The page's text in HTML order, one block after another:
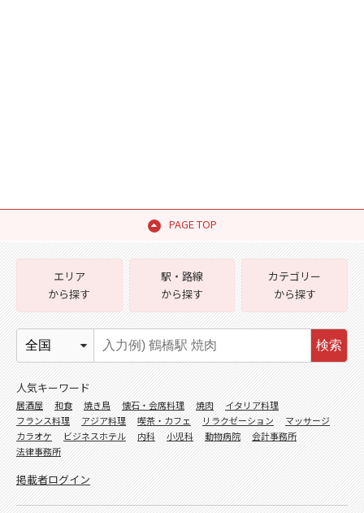
PAGE TOP
エリア
から探す
駅・路線
から探す
カテゴリー
から探す
検索
人気キーワード
居酒屋 和食 焼き鳥 懐石・会席料理 焼肉
イタリア料理
フランス料理
アジア料理 喫茶・カフェ リラクゼーション
マッサージ
カラオケ
ビジネスホテル 内科 小児科 動物病院
会計事務所
法律事務所
掲載者ログイン